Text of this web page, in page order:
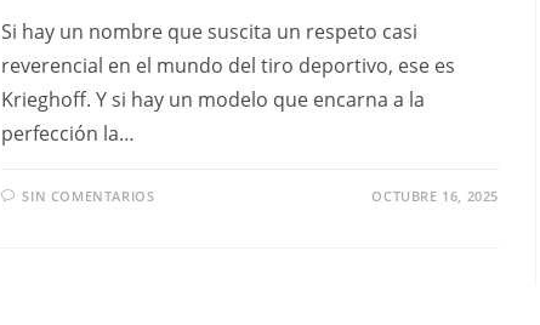
Si hay un nombre que suscita un respeto casi
reverencial en el mundo del tiro deportivo, ese es
Krieghoff. Y si hay un modelo que encarna a la
perfección la…
SIN COMENTARIOS OCTUBRE 16, 2025